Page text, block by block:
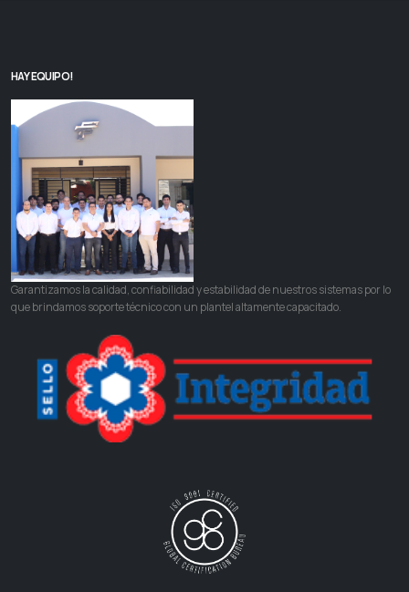
HAY EQUIPO!
Garantizamos la calidad, confiabilidad y estabilidad de nuestros sistemas por lo
que brindamos soporte técnico con un plantel altamente capacitado.